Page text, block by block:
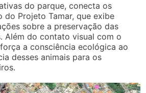
do parque, conecta os
do Projeto Tamar, que exibe
sobre a preservação das
Além do contato visual com o
a consciência ecológica ao
desses animais para os